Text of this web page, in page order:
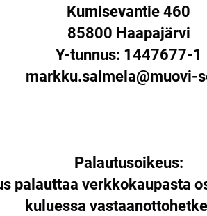
Kumisevantie 460
85800 Haapajärvi
Y-tunnus: 1447677-1
markku.salmela@muovi-
Palautusoikeus:
palauttaa verkkokaupasta
kuluessa